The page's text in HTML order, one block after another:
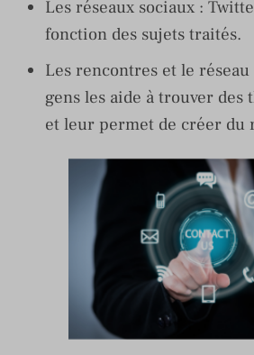
Les réseaux sociaux :
fonction des sujets traités.
Les rencontres et le
gens les aide à trouver des
et leur permet de créer du